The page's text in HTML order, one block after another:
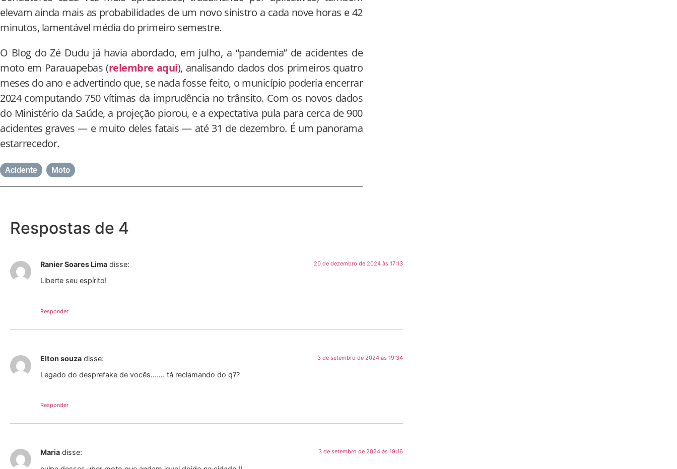
elevam ainda mais as probabilidades de um novo sinistro a cada nove horas e 42
minutos, lamentável média do primeiro semestre.
O Blog do Zé Dudu já havia abordado, em julho, a “pandemia” de acidentes de
moto em Parauapebas (relembre aqui), analisando dados dos primeiros quatro
meses do ano e advertindo que, se nada fosse feito, o município poderia encerrar
2024 computando 750 vítimas da imprudência no trânsito. Com os novos dados
do Ministério da Saúde, a projeção piorou, e a expectativa pula para cerca de 900
acidentes graves — e muito deles fatais — até 31 de dezembro. É um panorama
estarrecedor.
Acidente Moto
Respostas de 4
Ranier Soares Lima disse: 20 de dezembro de 2024 às 17:13
Liberte seu espírito!
Responder
Elton souza disse: 3 de setembro de 2024 às 19:34
Legado do desprefake de vocês……. tá reclamando do q??
Responder
Maria disse: 3 de setembro de 2024 às 19:16